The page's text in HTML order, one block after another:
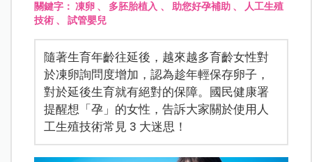
關鍵字：凍卵 、 多胚胎植入 、 助您好孕補助、
人工生殖
技術 、試管嬰兒
隨著生育年齡往延後，越來越多育齡女性對
於凍卵詢問度增加，認為趁年輕保存卵子，
對於延後生育就有絕對的保障。國民健康署
提醒想「孕」的女性，告訴大家關於使用人
工生殖技術常見 3 大迷思！